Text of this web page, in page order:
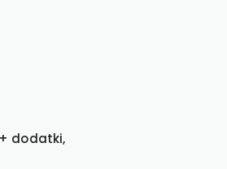
dodatki,